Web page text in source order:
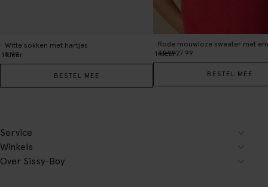
Witte sokken met hartjes
8.99
1 kleur
BESTEL MEE
Rode mouwloze sweater met
39.9927.99
1kleur
BESTEL MEE
Service
Winkels
Over Sissy-Boy